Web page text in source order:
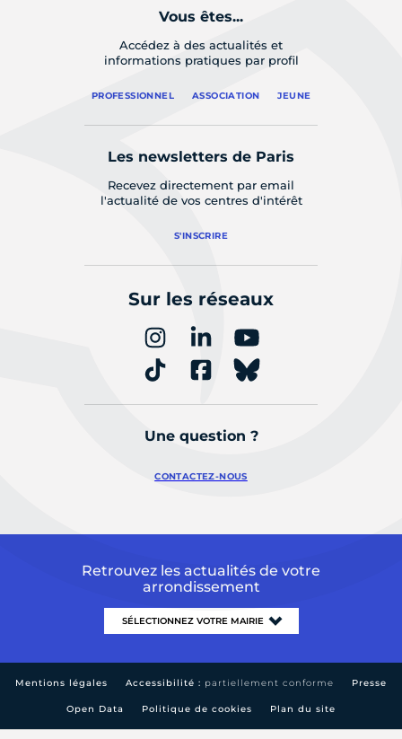
Vous êtes...
Accédez à des actualités et
informations pratiques par profil
PROFESSIONNEL ASSOCIATION JEUNE
Les newsletters de Paris
Recevez directement par email
l'actualité de vos centres d'intérêt
S'INSCRIRE
Sur les réseaux
Une question ?
CONTACTEZ-NOUS
Retrouvez les actualités de votre
arrondissement
Mentions légales Accessibilité : partiellement conforme Presse
Open Data Politique de cookies Plan du site